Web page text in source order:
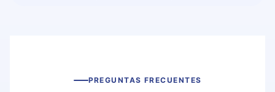
PREGUNTAS FRECUENTES